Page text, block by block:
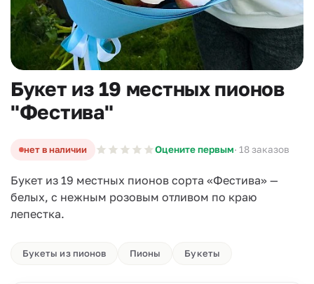
Букет из 19 местных пионов
"Фестива"
нет в наличии Оцените первым· 18 заказов
Букет из 19 местных пионов сорта «Фестива» —
белых, с нежным розовым отливом по краю
лепестка.
Букеты из пионов Пионы Букеты